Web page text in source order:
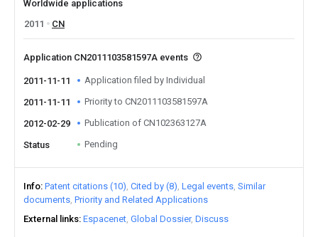
Worldwide applications
2011
CN
Application CN2011103581597A events
2011-11-11 Application filed by Individual
2011-11-11 Priority to CN2011103581597A
2012-02-29 Publication of CN102363127A
Status Pending
Info Patent citations (10) Cited by (8) Legal events Similar
documents Priority and Related Applications
External links Espacenet Global Dossier Discuss